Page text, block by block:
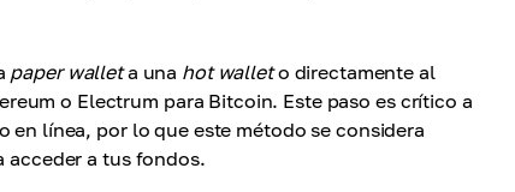
paper walleta una hot walleto directamente al
o Electrum para Bitcoin. Este paso es crítico a
línea, por lo que este método se considera
acceder a tus fondos.